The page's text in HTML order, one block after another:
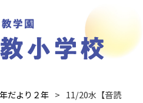
だより２年
11/20水【音読